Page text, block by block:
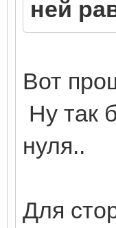
ней
Вот
Ну так
нуля..
Для